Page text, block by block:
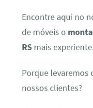
Encontre aqui no
de móveis o
RSmais
Porque levaremos
nossos clientes?